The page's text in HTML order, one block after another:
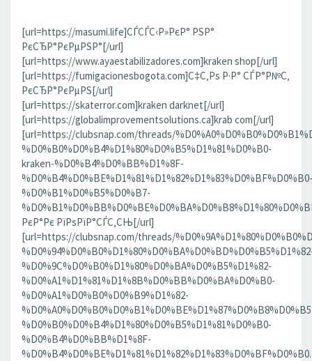
[url=https://masumi.life]СЃСЃС‹Р»РєР° РЅР°
РєСЂР°РєРµРЅР°[/url]
[url=https://www.ayaestabilizadores.com]kraken shop[/url]
[url=https://fumigacionesbogota.com]С‡С‚Рѕ Р·Р° СЃР°Р№С‚
РєСЂР°РєРµРЅ[/url]
[url=https://skaterror.com]kraken darknet[/url]
[url=https://globalimprovementsolutions.ca]krab com[/url]
[url=https://clubsnap.com/threads/
%D0%B0%D0%B4%D1%80%D0%B5%D1%81%D0%B0-
kraken-%D0%B4%D0%BB%D1%8F-
%D0%B4%D0%BE%D1%81%D1%82%D1%83%D0%BF%D0%B0-
%D0%B1%D0%B5%D0%B7-
РєР°Рє РїРѕРїР°СЃС‚СЊ[/url]
[url=https://clubsnap.com/threads/
%D0%9C%D0%B0%D1%80%D0%BA%D0%B5%D1%82-
%D0%A1%D1%81%D1%8B%D0%BB%D0%BA%D0%B0-
%D0%A1%D0%B0%D0%B9%D1%82-
%D0%B0%D0%B4%D1%80%D0%B5%D1%81%D0%B0-
%D0%B4%D0%BB%D1%8F-